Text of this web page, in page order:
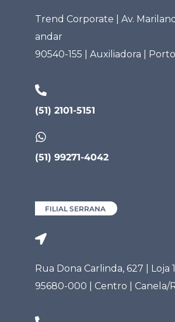
Trend Corporate | Av.
andar
90540-155 | Auxiliadora |
(51) 2101-5151
(51) 99271-4042
FILIAL SERRANA
Rua Dona Carlinda, 627 | Loja
95680-000 | Centro | Canela/